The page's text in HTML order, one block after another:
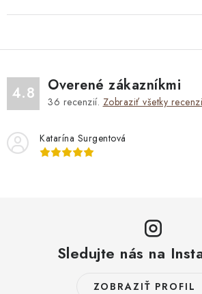
4.8 Overené zákazníkmi
36 recenzií. Zobraziť všetky
Katarína Surgentová
Sledujte nás na
ZOBRAZIŤ PROFIL